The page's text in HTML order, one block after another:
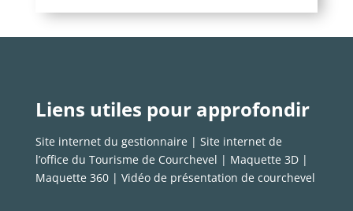
Liens utiles pour approfondir
Site internet du gestionnaire | Site internet de
l’office du Tourisme de Courchevel | Maquette 3D |
Maquette 360 | Vidéo de présentation de courchevel